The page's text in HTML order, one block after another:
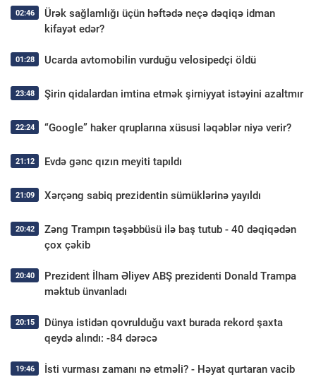
02:46
Ürək sağlamlığı üçün həftədə neçə dəqiqə idman
kifayət edər?
01:28 Ucarda avtomobilin vurduğu velosipedçi öldü
23:48 Şirin qidalardan imtina etmək şirniyyat istəyini azaltmır
22:24 “Google” haker qruplarına xüsusi ləqəblər niyə verir?
21:12 Evdə gənc qızın meyiti tapıldı
21:09 Xərçəng sabiq prezidentin sümüklərinə yayıldı
20:42
Zəng Trampın təşəbbüsü ilə baş tutub - 40 dəqiqədən
çox çəkib
20:40
Prezident İlham Əliyev ABŞ prezidenti Donald Trampa
məktub ünvanladı
20:15
Dünya istidən qovrulduğu vaxt burada rekord şaxta
qeydə alındı: -84 dərəcə
19:46
İsti vurması zamanı nə etməli? - Həyat qurtaran vacib